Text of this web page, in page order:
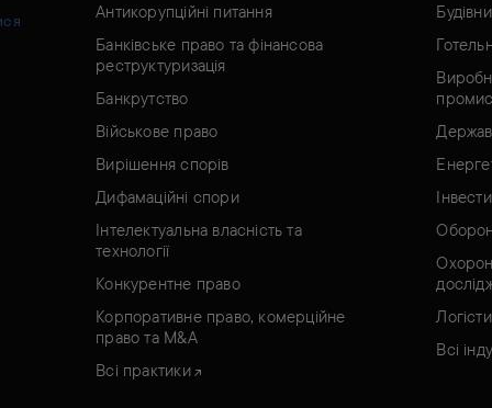
Антикорупційні питання
Банківське право та фінансова
реструктуризація
Банкрутство
Військове право
Вирішення спорів
Дифамаційні спори
Інтелектуальна власність та
технології
Конкурентне право
Корпоративне право, комерційне
право та M&A
Всі практики
Всі